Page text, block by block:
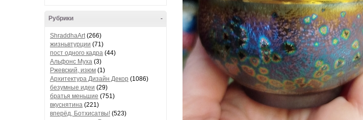
-
Рубрики
ShraddhaArt(266)
жизньвтурции (71)
пост одного кадра (44)
Альфонс Муха (3)
Ржевский, изюм (1)
Архитектура Дизайн Декор (1086)
безумные идеи (29)
братья меньшие (751)
вкуснятина (221)
вперёд, Ботхисатвы! (523)